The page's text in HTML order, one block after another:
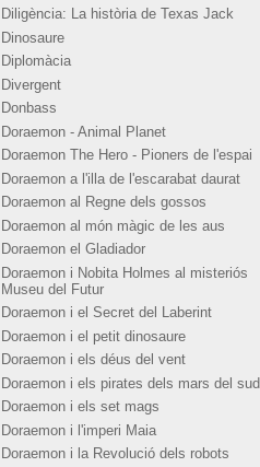
Diligència: La història de Texas Jack
Dinosaure
Diplomàcia
Divergent
Donbass
Doraemon - Animal Planet
Doraemon The Hero - Pioners de l'espai
Doraemon a l'illa de l'escarabat daurat
Doraemon al Regne dels gossos
Doraemon al món màgic de les aus
Doraemon el Gladiador
Doraemon i Nobita Holmes al misteriós
Museu del Futur
Doraemon i el Secret del Laberint
Doraemon i el petit dinosaure
Doraemon i els déus del vent
Doraemon i els pirates dels mars del sud
Doraemon i els set mags
Doraemon i l'imperi Maia
Doraemon i la Revolució dels robots